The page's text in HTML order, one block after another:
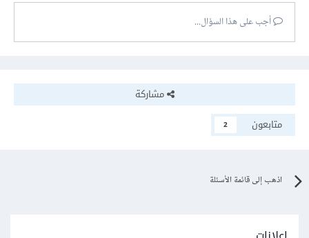
أجب على هذا السؤال...
مشاركة
متابعون
2
اذهب إلى قائمة الأسئلة